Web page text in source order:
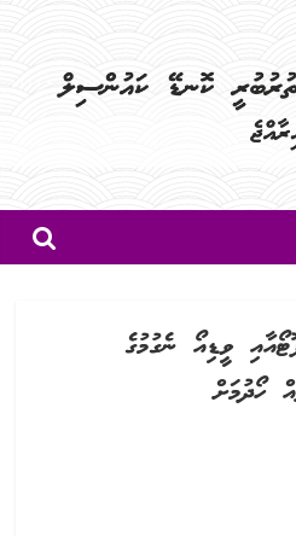
ވީޑިއޯ ނެގުމުގެ
ހޯދުމަށް